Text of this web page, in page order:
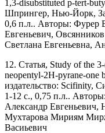
1,3-disubstituted p-tert-
Шпрингер, Нью-Йорк, За
0,6 п.л.. Авторы: Фурер
Евгеньевич,
Светлана Евгеньевна,
12. Статья, Study of the
neopentyl-2H-pyrane-one
издательство: Scifinity,
1-12 с., 0,75 п.л..
Александр Евгеньевич,
Мухтарова Мириям
Васиьевич